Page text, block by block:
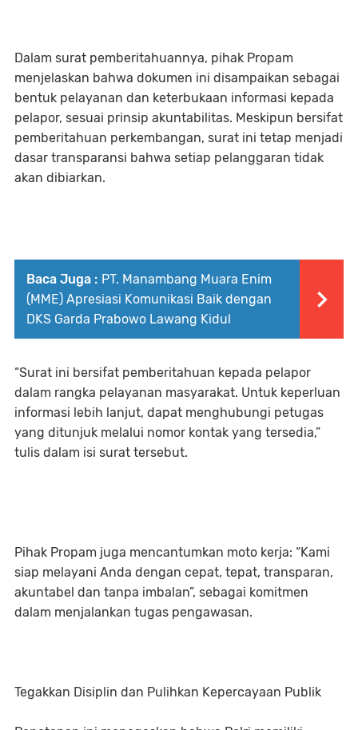
Dalam surat pemberitahuannya, pihak Propam
menjelaskan bahwa dokumen ini disampaikan sebagai
bentuk pelayanan dan keterbukaan informasi kepada
pelapor, sesuai prinsip akuntabilitas. Meskipun bersifat
pemberitahuan perkembangan, surat ini tetap menjadi
dasar transparansi bahwa setiap pelanggaran tidak
akan dibiarkan.
Baca Juga : PT. Manambang Muara Enim
(MME) Apresiasi Komunikasi Baik dengan
DKS Garda Prabowo Lawang Kidul
“Surat ini bersifat pemberitahuan kepada pelapor
dalam rangka pelayanan masyarakat. Untuk keperluan
informasi lebih lanjut, dapat menghubungi petugas
yang ditunjuk melalui nomor kontak yang tersedia,”
tulis dalam isi surat tersebut.
Pihak Propam juga mencantumkan moto kerja: “Kami
siap melayani Anda dengan cepat, tepat, transparan,
akuntabel dan tanpa imbalan”, sebagai komitmen
dalam menjalankan tugas pengawasan.
Tegakkan Disiplin dan Pulihkan Kepercayaan Publik